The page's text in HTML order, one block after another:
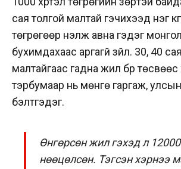
сая толгой малтай гэчихээд нэг
төгрөгөөр үнэлж авна гэдэг
бухимдахаас аргагүй зүйл. 30, 40
малтайгаас гадна жил бүр
тэрбумаар нь мөнгө гаргаж,
бэлтгэдэг.
Өнгөрсөн жил гэхэд л
нөөцөлсөн. Тэгсэн хэрнээ